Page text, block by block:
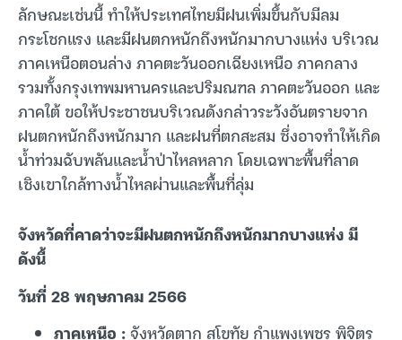
ลักษณะเช่นนี้ ทำให้ประเทศไทยมีฝนเพิ่มขึ้นกับมีลม
กระโชกแรง และมีฝนตกหนักถึงหนักมากบางแห่ง บริเวณ
ภาคเหนือตอนล่าง ภาคตะวันออกเฉียงเหนือ ภาคกลาง
รวมทั้งกรุงเทพมหานครและปริมณฑล ภาคตะวันออก และ
ภาคใต้ ขอให้ประชาชนบริเวณดังกล่าวระวังอันตรายจาก
ฝนตกหนักถึงหนักมาก และฝนที่ตกสะสม ซึ่งอาจทำให้เกิด
น้ำท่วมฉับพลันและน้ำป่าไหลหลาก โดยเฉพาะพื้นที่ลาด
เชิงเขาใกล้ทางน้ำไหลผ่านและพื้นที่ลุ่ม
จังหวัดที่คาดว่าจะมีฝนตกหนักถึงหนักมากบางแห่ง มี
ดังนี้
วันที่ 28 พฤษภาคม 2566
ภาคเหนือ :จังหวัดตาก สุโขทัย กำแพงเพชร พิจิตร